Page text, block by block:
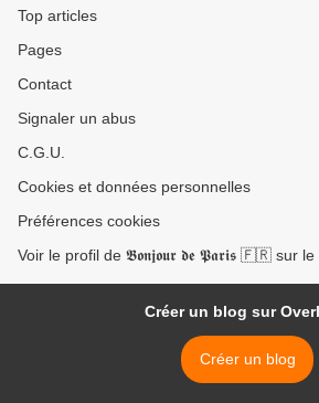
Top articles
Pages
Contact
Signaler un abus
C.G.U.
Cookies et données personnelles
Préférences cookies
Voir le profil de 𝕭𝖔𝖓𝖏𝖔𝖚𝖗 𝖉𝖊 𝕻𝖆𝖗𝖎𝖘 🇫🇷 sur
Créer un blog sur
Créer un blog